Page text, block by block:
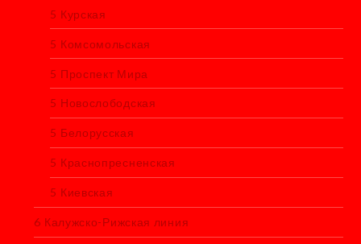
5 Курская
5 Комсомольская
5 Проспект Мира
5 Новослободская
5 Белорусская
5 Краснопресненская
5 Киевская
6 Калужско-Рижская линия